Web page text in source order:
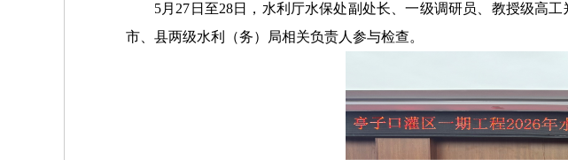
5月27日至28日，水利厅水保处副处长、一级调研员、教授级高
市、县两级水利（务）局相关负责人参与检查。